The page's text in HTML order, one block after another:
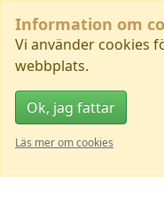
Information om
Vi använder cookies
webbplats.
Ok, jag fattar
Läs mer om cookies